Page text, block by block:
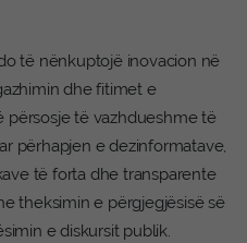
të nënkuptojë inovacion në
dhe fitimet e
përsosje të vazhdueshme të
përhapjen e dezinformatave,
të forta dhe transparente
theksimin e përgjegjësisë së
e diskursit publik.